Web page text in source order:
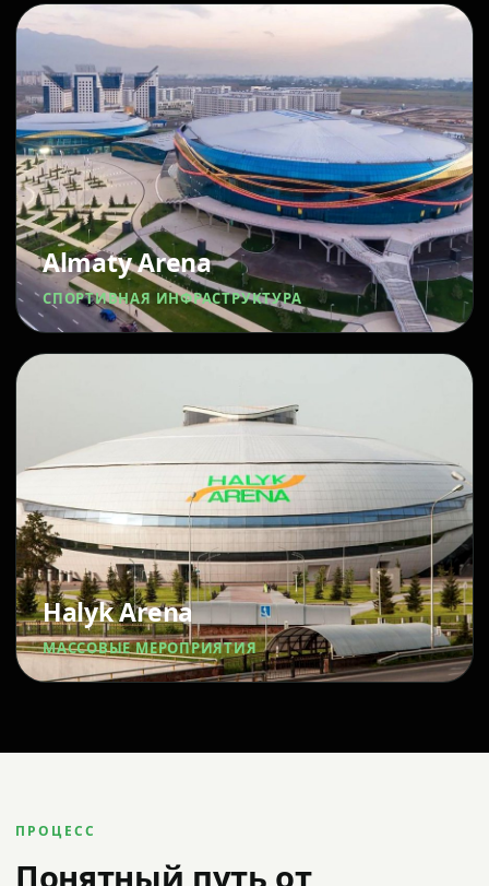
Almaty Arena
СПОРТИВНАЯ ИНФРАСТРУКТУРА
Halyk Arena
МАССОВЫЕ МЕРОПРИЯТИЯ
ПРОЦЕСС
Понятный путь от